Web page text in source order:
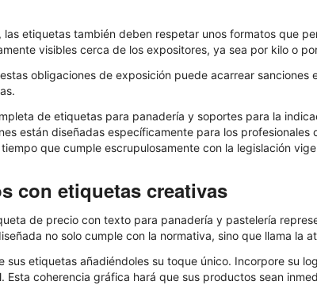
, las etiquetas también deben respetar unos formatos que
visibles cerca de los expositores, ya sea por kilo o
obligaciones de exposición puede acarrear
de etiquetas para panadería y soportes para la
están diseñadas específicamente para los
que cumple escrupulosamente con la legislación
con etiquetas creativas
de precio con texto para panadería y pastelería
no solo cumple con la normativa, sino que llama la
sus etiquetas añadiéndoles su toque único. Incorpore su
Esta coherencia gráfica hará que sus productos sean